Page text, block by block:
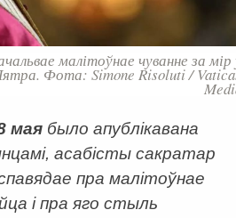
малітоўнае чуванне за мір
Фота: Simone Risoluti /
мая было апублікавана
асабісты сакратар
пра малітоўнае
і пра яго стыль